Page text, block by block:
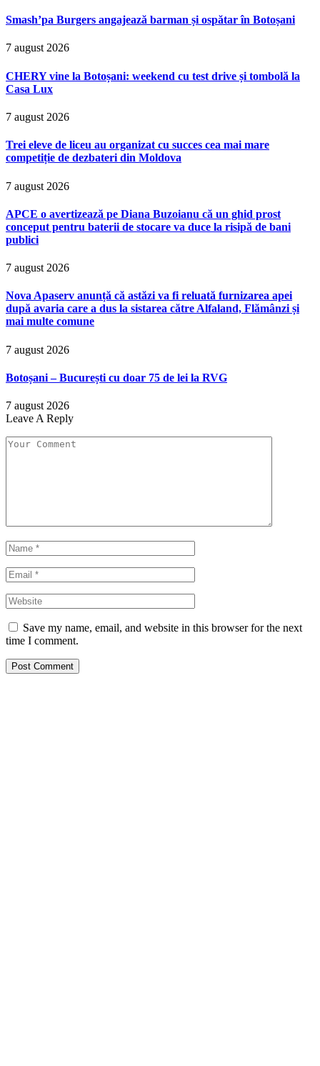
Smash’pa Burgers angajează barman și ospătar în Botoșani
7 august 2026
CHERY vine la Botoșani: weekend cu test drive și tombolă la
Casa Lux
7 august 2026
Trei eleve de liceu au organizat cu succes cea mai mare
competiție de dezbateri din Moldova
7 august 2026
APCE o avertizează pe Diana Buzoianu că un ghid prost
conceput pentru baterii de stocare va duce la risipă de bani
publici
7 august 2026
Nova Apaserv anunță că astăzi va fi reluată furnizarea apei
după avaria care a dus la sistarea către Alfaland, Flămânzi și
mai multe comune
7 august 2026
Botoșani – București cu doar 75 de lei la RVG
7 august 2026
Leave A Reply
Save my name, email, and website in this browser for the next
time I comment.